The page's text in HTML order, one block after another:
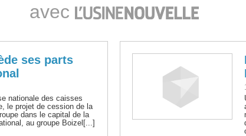
avec
ses parts
nationale des caisses
le projet de cession de la
dans le capital de la
au groupe Boizel[...]